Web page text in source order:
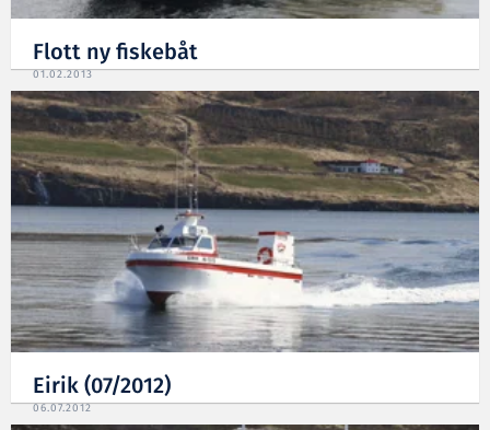
Flott ny fiskebåt
01.02.2013
Eirik (07/2012)
06.07.2012